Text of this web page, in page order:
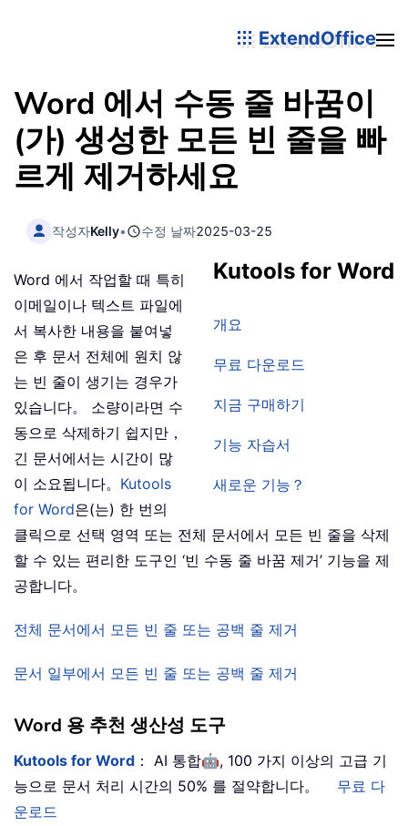
ExtendOffice
Word 에서 수동 줄 바꿈이
(가) 생성한 모든 빈 줄을 빠
르게 제거하세요
작성자Kelly• 수정 날짜2025-03-25
Kutools for Word
개요
무료 다운로드
지금 구매하기
기능 자습서
새로운 기능？
Word 에서 작업할 때 특히
이메일이나 텍스트 파일에
서 복사한 내용을 붙여넣
은 후 문서 전체에 원치 않
는 빈 줄이 생기는 경우가
있습니다。 소량이라면 수
동으로 삭제하기 쉽지만，
긴 문서에서는 시간이 많
이 소요됩니다。 Kutools
for Word은(는) 한 번의
클릭으로 선택 영역 또는 전체 문서에서 모든 빈 줄을 삭제
할 수 있는 편리한 도구인 ‘빈 수동 줄 바꿈 제거’ 기능을 제
공합니다。
전체 문서에서 모든 빈 줄 또는 공백 줄 제거
문서 일부에서 모든 빈 줄 또는 공백 줄 제거
Word 용 추천 생산성 도구
Kutools for Word ： AI 통합🤖, 100 가지 이상의 고급 기
능으로 문서 처리 시간의 50% 를 절약합니다。
무료 다
운로드